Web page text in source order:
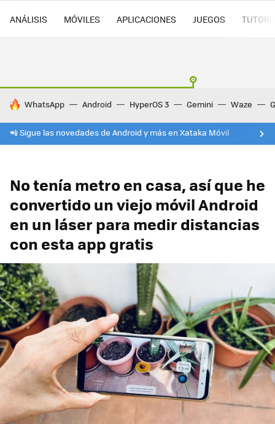
ANÁLISIS MÓVILES APLICACIONES JUEGOS
HOY SE HABLA DE
WhatsApp Android HyperOS 3 Gemini Waze
📲 Sigue las novedades de Android y más en Xataka Móvil
No tenía metro en casa, así que he
convertido un viejo móvil Android
en un láser para medir distancias
con esta app gratis